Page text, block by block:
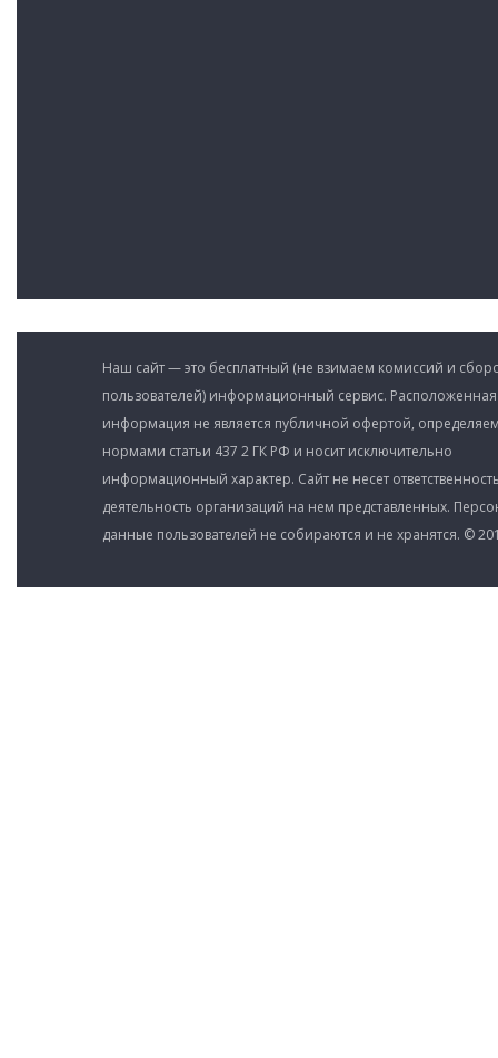
Наш сайт — это бесплатный (не взимаем комиссий и
пользователей) информационный сервис.
информация не является публичной офертой,
нормами статьи 437 2 ГК РФ и носит исключительно
информационный характер. Сайт не несет
деятельность организаций на нем представленных.
данные пользователей не собираются и не хранятся. ©